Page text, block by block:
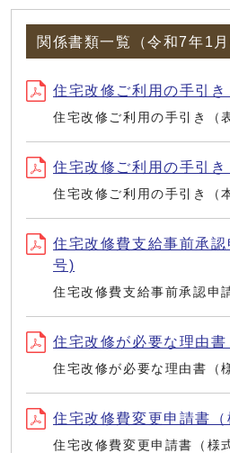
関係書類一覧（令和7年1月
住宅改修ご利用の手引き
住宅改修ご利用の手引き（
住宅改修ご利用の手引き
住宅改修ご利用の手引き（
住宅改修費支給事前承
号)
住宅改修費支給事前承認申
住宅改修が必要な理由
住宅改修が必要な理由書（
住宅改修費変更申請書（
住宅改修費変更申請書（様